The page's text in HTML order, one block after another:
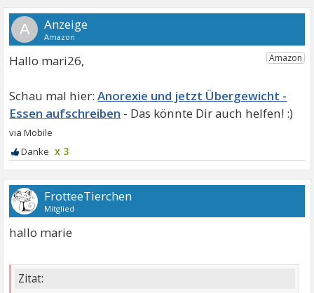
A
Hallo mari26,
Anorexie und jetzt Übergewicht -
Essen aufschreiben
x 3
FrotteeTierchen
Mitglied
hallo marie
Zitat: